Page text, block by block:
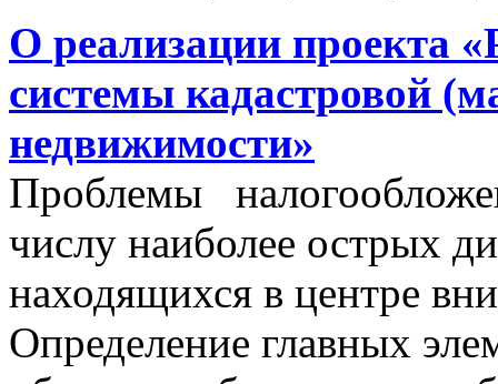
О реализации проекта
системы кадастровой
недвижимости»
Проблемы
числу наиболее острых
находящихся в центре
Определение главных